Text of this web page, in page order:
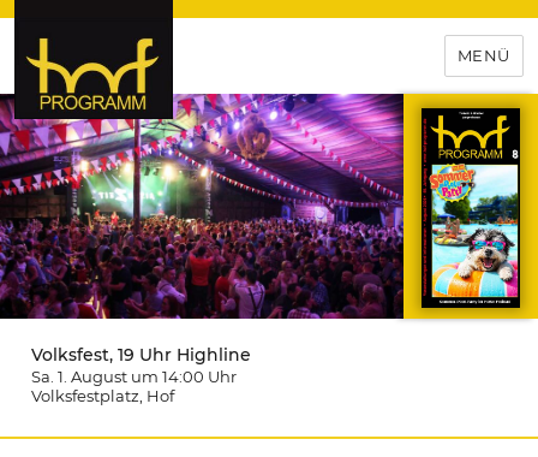
hof-programm – das
Veranstaltungsportal für
Hochfranken
MENÜ
Volksfest, 19 Uhr Highline
Sa. 1. August um 14:00 Uhr
Volksfestplatz , Hof